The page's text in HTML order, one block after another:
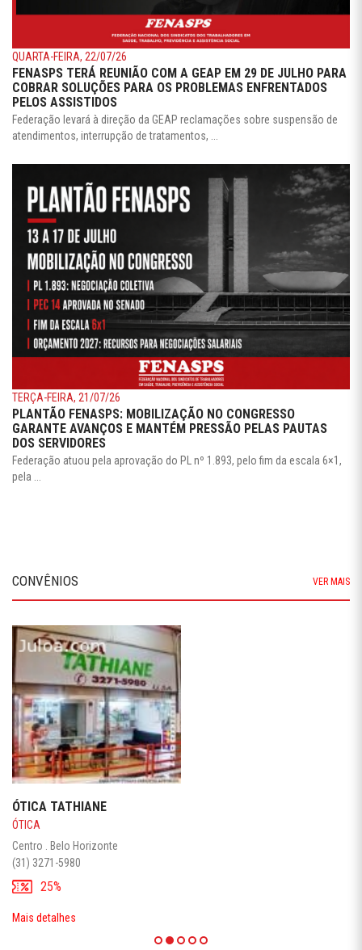
QUARTA-FEIRA, 22/07/26
FENASPS TERÁ REUNIÃO COM A GEAP EM 29 DE JULHO PARA
COBRAR SOLUÇÕES PARA OS PROBLEMAS ENFRENTADOS
PELOS ASSISTIDOS
Federação levará à direção da GEAP reclamações sobre suspensão de
atendimentos, interrupção de tratamentos, ...
TERÇA-FEIRA, 21/07/26
PLANTÃO FENASPS: MOBILIZAÇÃO NO CONGRESSO
GARANTE AVANÇOS E MANTÉM PRESSÃO PELAS PAUTAS
DOS SERVIDORES
Federação atuou pela aprovação do PL nº 1.893, pelo fim da escala 6×1,
pela ...
CONVÊNIOS VER MAIS
ÓTICA TATHIANE
ÓTICA
Centro . Belo Horizonte
(31) 3271-5980
25%
Mais detalhes